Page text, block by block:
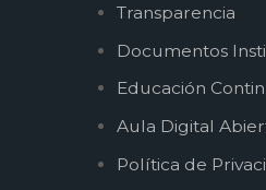
Transparencia
Documentos
Educación
Aula Digital
Política de